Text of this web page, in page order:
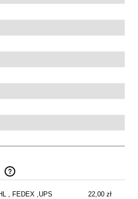
kosztów płatności
, FEDEX ,UPS
22,00 zł